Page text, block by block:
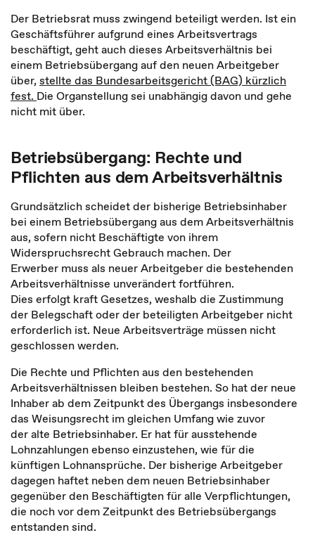
Der Betriebsrat muss zwingend beteiligt werden. Ist ein
Geschäftsführer aufgrund eines Arbeitsvertrags
beschäftigt, geht auch dieses Arbeitsverhältnis bei
einem Betriebsübergang auf den neuen Arbeitgeber
über, stellte das Bundesarbeitsgericht (BAG) kürzlich
fest. Die Organstellung sei unabhängig davon und gehe
nicht mit über.
Betriebsübergang: Rechte und
Pflichten aus dem Arbeitsverhältnis
Grundsätzlich scheidet der bisherige Betriebsinhaber
bei einem Betriebsübergang aus dem Arbeitsverhältnis
aus, sofern nicht Beschäftigte von ihrem
Widerspruchsrecht Gebrauch machen. Der
Erwerber muss als neuer Arbeitgeber die bestehenden
Arbeitsverhältnisse unverändert fortführen.
Dies erfolgt kraft Gesetzes, weshalb die Zustimmung
der Belegschaft oder der beteiligten Arbeitgeber nicht
erforderlich ist. Neue Arbeitsverträge müssen nicht
geschlossen werden.
Die Rechte und Pflichten aus den bestehenden
Arbeitsverhältnissen bleiben bestehen. So hat der neue
Inhaber ab dem Zeitpunkt des Übergangs insbesondere
das Weisungsrecht im gleichen Umfang wie zuvor
der alte Betriebsinhaber. Er hat für ausstehende
Lohnzahlungen ebenso einzustehen, wie für die
künftigen Lohnansprüche. Der bisherige Arbeitgeber
dagegen haftet neben dem neuen Betriebsinhaber
gegenüber den Beschäftigten für alle Verpflichtungen,
die noch vor dem Zeitpunkt des Betriebsübergangs
entstanden sind.